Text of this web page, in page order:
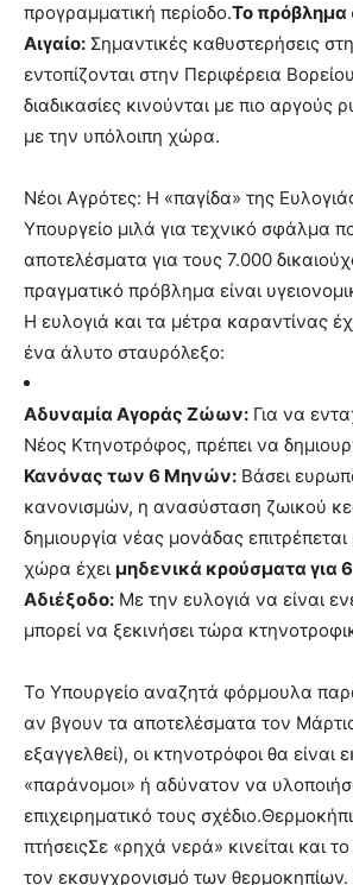
προγραμματική περίοδο.Το πρόβλημα
Αιγαίο: Σημαντικές καθυστερήσεις
εντοπίζονται στην Περιφέρεια
διαδικασίες κινούνται με πιο αργούς
με την υπόλοιπη χώρα.
Νέοι Αγρότες: Η «παγίδα» της
Υπουργείο μιλά για τεχνικό σφάλμα
αποτελέσματα για τους 7.000
πραγματικό πρόβλημα είναι
Η ευλογιά και τα μέτρα καραντίνας
ένα άλυτο σταυρόλεξο:
Αδυναμία Αγοράς Ζώων: Για να
Νέος Κτηνοτρόφος, πρέπει να
Κανόνας των 6 Μηνών: Βάσει
κανονισμών, η ανασύσταση ζωικού
δημιουργία νέας μονάδας
χώρα έχει μηδενικά κρούσματα για
Αδιέξοδο: Με την ευλογιά να είναι
μπορεί να ξεκινήσει τώρα
Το Υπουργείο αναζητά φόρμουλα
αν βγουν τα αποτελέσματα τον
εξαγγελθεί), οι κτηνοτρόφοι θα
«παράνομοι» ή αδύνατον να
επιχειρηματικό τους
πτήσειςΣε «ρηχά νερά» κινείται και
τον εκσυγχρονισμό των